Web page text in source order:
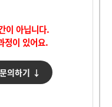
이 아닙니다.
정이 있어요.
의하기 ↓